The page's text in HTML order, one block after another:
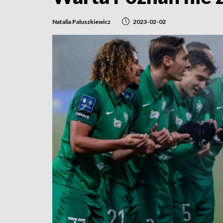
Natalia Paluszkiewicz 2023-02-02